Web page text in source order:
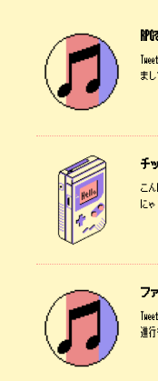
ま
チ
こ
に
フ
進